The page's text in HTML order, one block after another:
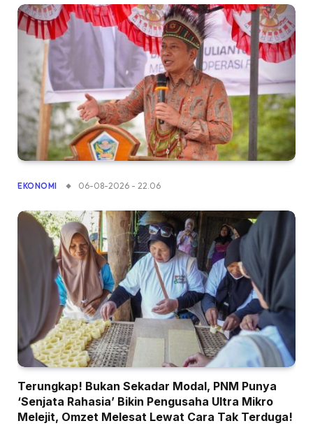
EKONOMI 06-08-2026 - 22.06
Terungkap! Bukan Sekadar Modal, PNM Punya
‘Senjata Rahasia’ Bikin Pengusaha Ultra Mikro
Melejit, Omzet Melesat Lewat Cara Tak Terduga!